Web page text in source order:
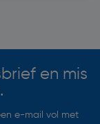
en mis
e-mail vol met